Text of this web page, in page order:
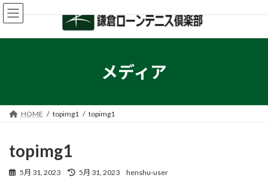
コ
ン
ン
ナ
ビ
ー
メディア
HOME topimg1 topimg1
topimg1
5月 31, 2023
最
5月 31, 2023 henshu-user